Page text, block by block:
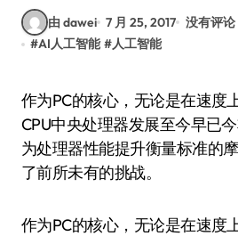
由 dawei 7 月 25, 2017 没有评论
#AI人工智能 #人工智能
作为PC的核心，无论是在速度上还是处理性能上，
CPU中央处理器发展至今早已
为处理器性能提升衡量标准的
了前所未有的挑战。
作为PC的核心，无论是在速度